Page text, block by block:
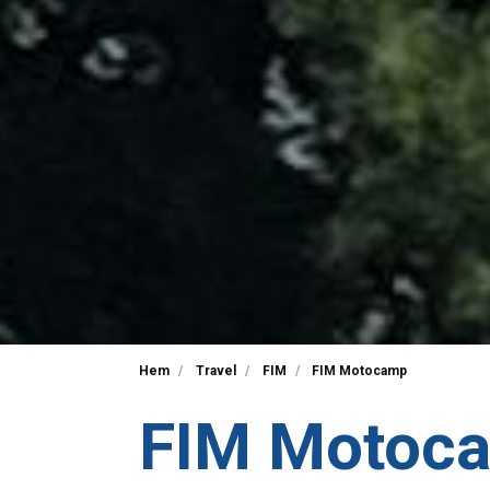
Hem Travel FIM FIM Motocamp
FIM